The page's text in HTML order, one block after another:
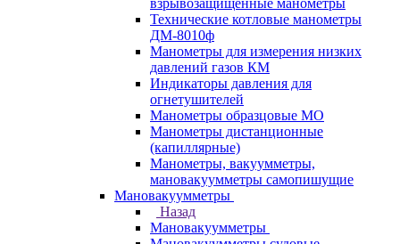
взрывозащищённые манометры
Технические котловые манометры
ДМ-8010ф
Манометры для измерения низких
давлений газов КМ
Индикаторы давления для
огнетушителей
Манометры образцовые МО
Манометры дистанционные
(капиллярные)
Манометры, вакуумметры,
мановакуумметры самопишущие
Мановакуумметры
Назад
Мановакуумметры